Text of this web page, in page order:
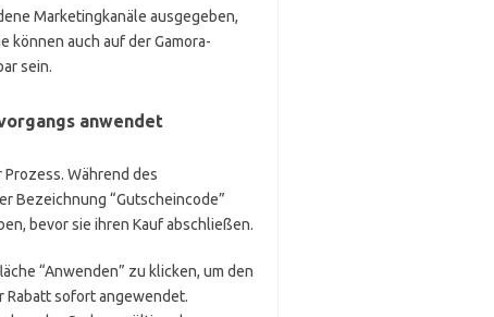
Marketingkanäle ausgegeben,
können auch auf der Gamora-
sein.
anwendet
Während des
Bezeichnung “Gutscheincode”
bevor sie ihren Kauf abschließen.
“Anwenden” zu klicken, um den
Rabatt sofort angewendet.